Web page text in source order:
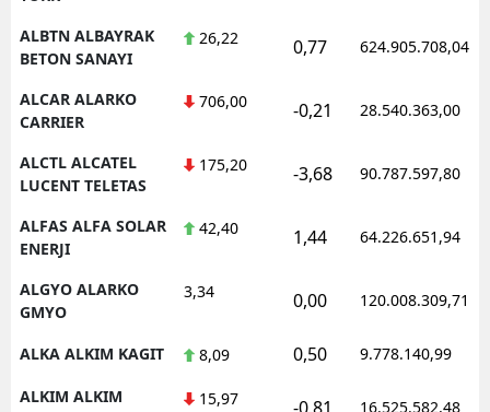
ALBTN ALBAYRAK
BETON SANAYI
26,22 0,77 624.905.708,04
ALCAR ALARKO
CARRIER
706,00 -0,21 28.540.363,00
ALCTL ALCATEL
LUCENT TELETAS
175,20 -3,68 90.787.597,80
ALFAS ALFA SOLAR
ENERJI
42,40 1,44 64.226.651,94
ALGYO ALARKO
GMYO
3,34 0,00 120.008.309,71
ALKA ALKIM KAGIT 8,09 0,50 9.778.140,99
ALKIM ALKIM
15,97 -0,81 16.525.582,48